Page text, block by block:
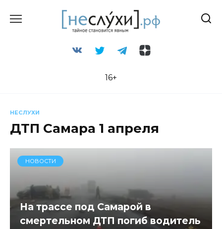
16+
НЕСЛУХИ
ДТП Самара 1 апреля
НОВОСТИ
На трассе под Самарой в
смертельном ДТП погиб водитель